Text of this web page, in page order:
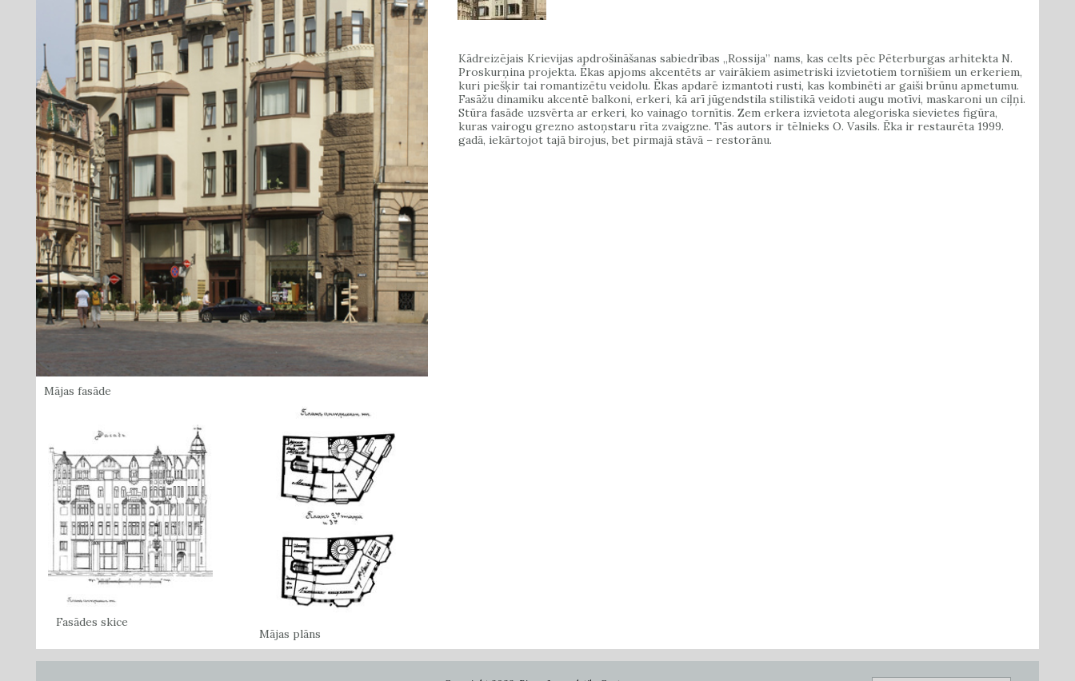
Mājas fasāde
Fasādes skice
Mājas plāns
Kādreizējais Krievijas apdrošināšanas sabiedrības „Rossija” nams, kas celts pēc Pēterburgas arhitekta N.
Proskurņina projekta. Ēkas apjoms akcentēts ar vairākiem asimetriski izvietotiem tornīšiem un erkeriem,
kuri piešķir tai romantizētu veidolu. Ēkas apdarē izmantoti rusti, kas kombinēti ar gaiši brūnu apmetumu.
Fasāžu dinamiku akcentē balkoni, erkeri, kā arī jūgendstila stilistikā veidoti augu motīvi, maskaroni un ciļņi.
Stūra fasāde uzsvērta ar erkeri, ko vainago tornītis. Zem erkera izvietota alegoriska sievietes figūra,
kuras vairogu grezno astoņstaru rīta zvaigzne. Tās autors ir tēlnieks O. Vasils. Ēka ir restaurēta 1999.
gadā, iekārtojot tajā birojus, bet pirmajā stāvā – restorānu.